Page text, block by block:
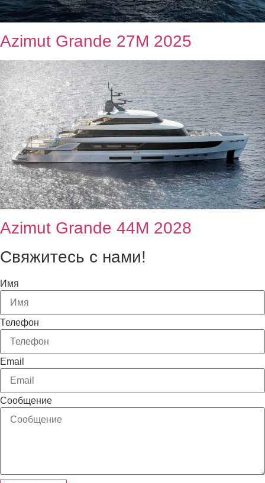
Azimut Grande 27M 2025
Azimut Grande 44М 2028
Свяжитесь с нами!
Имя
Телефон
Email
Сообщение